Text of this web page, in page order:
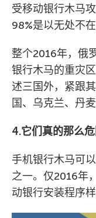
受移动银行木马
98%是以无处不
整个2016年，俄
银行木马的重灾
述三国外，紧跟
国、乌克兰、丹
4.它们真的那么危
手机银行木马可
之一。仅2016年
动银行安装程序